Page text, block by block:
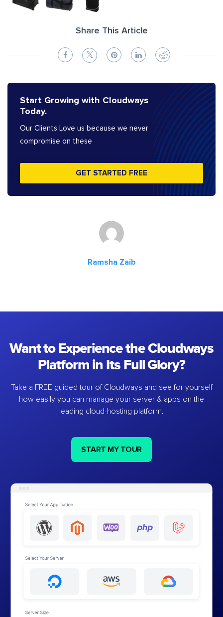
Share This Article
Start Growing with Cloudways
Today.
Our Clients Love us because we never
compromise on these
GET STARTED FREE
Ramsha Zaib
Want to Experience the Cloudways
Platform in Its Full Glory?
Take a FREE guided tour of Cloudways and see for yourself
how easily you can manage your server & apps on the
leading cloud-hosting platform.
START MY TOUR